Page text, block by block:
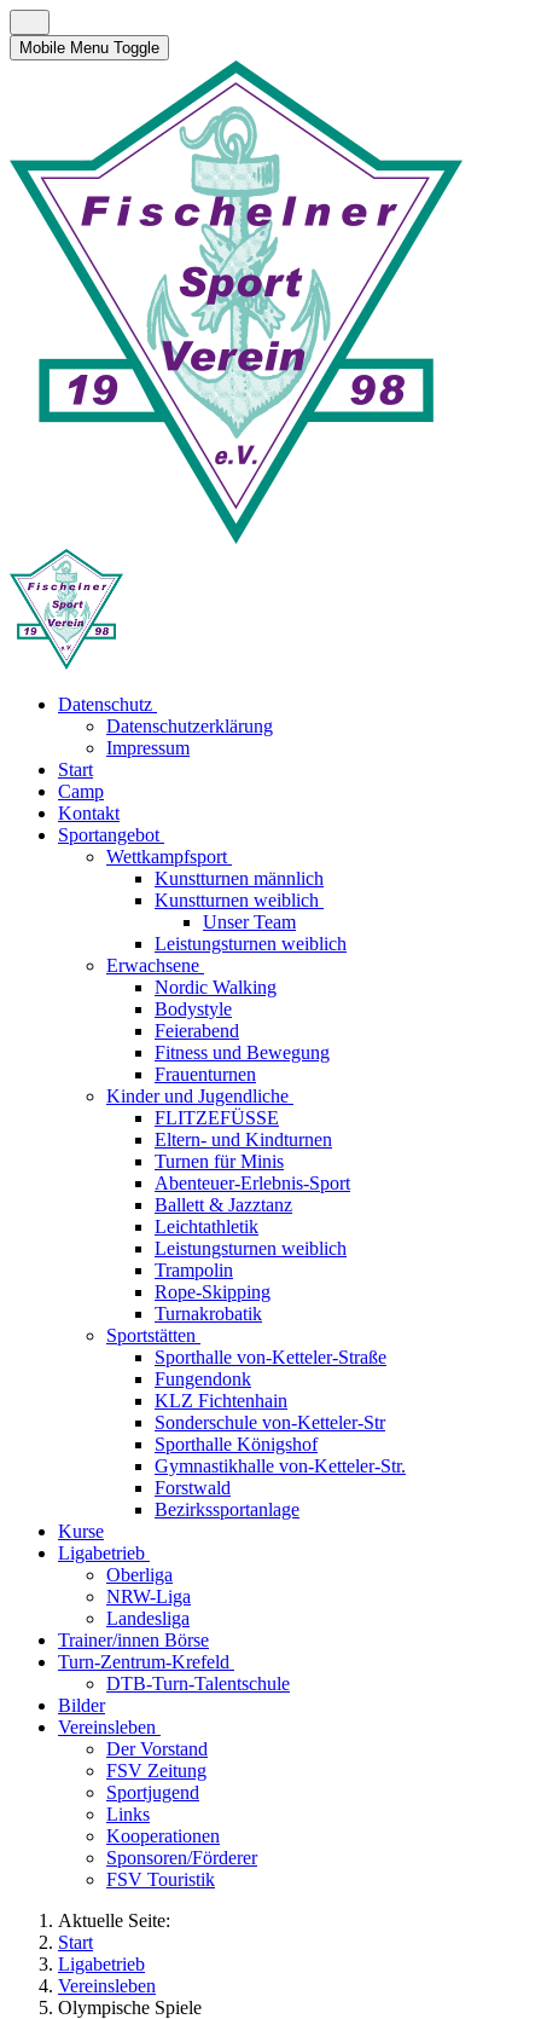
Mobile Menu Toggle
Datenschutz
Datenschutzerklärung
Impressum
Start
Camp
Kontakt
Sportangebot
Wettkampfsport
Kunstturnen männlich
Kunstturnen weiblich
Unser Team
Leistungsturnen weiblich
Erwachsene
Nordic Walking
Bodystyle
Feierabend
Fitness und Bewegung
Frauenturnen
Kinder und Jugendliche
FLITZEFÜSSE
Eltern- und Kindturnen
Turnen für Minis
Abenteuer-Erlebnis-Sport
Ballett & Jazztanz
Leichtathletik
Leistungsturnen weiblich
Trampolin
Rope-Skipping
Turnakrobatik
Sportstätten
Sporthalle von-Ketteler-Straße
Fungendonk
KLZ Fichtenhain
Sonderschule von-Ketteler-Str
Sporthalle Königshof
Gymnastikhalle von-Ketteler-Str.
Forstwald
Bezirkssportanlage
Kurse
Ligabetrieb
Oberliga
NRW-Liga
Landesliga
Trainer/innen Börse
Turn-Zentrum-Krefeld
DTB-Turn-Talentschule
Bilder
Vereinsleben
Der Vorstand
FSV Zeitung
Sportjugend
Links
Kooperationen
Sponsoren/Förderer
FSV Touristik
Aktuelle Seite:
Start
Ligabetrieb
Vereinsleben
Olympische Spiele